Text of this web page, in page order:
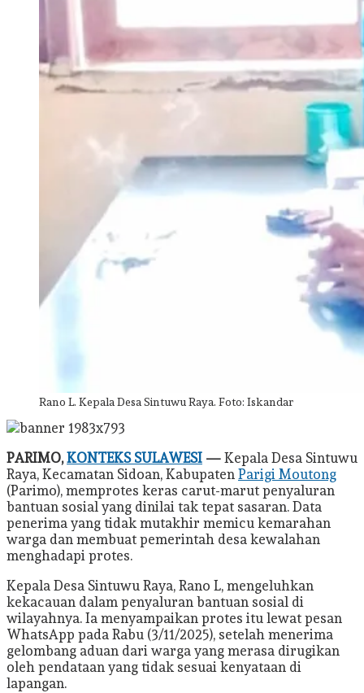
Rano L. Kepala Desa Sintuwu Raya. Foto: Iskandar
PARIMO,KONTEKS SULAWESI — Kepala Desa Sintuwu
Raya, Kecamatan Sidoan, Kabupaten Parigi Moutong
(Parimo), memprotes keras carut-marut penyaluran
bantuan sosial yang dinilai tak tepat sasaran. Data
penerima yang tidak mutakhir memicu kemarahan
warga dan membuat pemerintah desa kewalahan
menghadapi protes.
Kepala Desa Sintuwu Raya, Rano L, mengeluhkan
kekacauan dalam penyaluran bantuan sosial di
wilayahnya. Ia menyampaikan protes itu lewat pesan
WhatsApp pada Rabu (3/11/2025), setelah menerima
gelombang aduan dari warga yang merasa dirugikan
oleh pendataan yang tidak sesuai kenyataan di
lapangan.